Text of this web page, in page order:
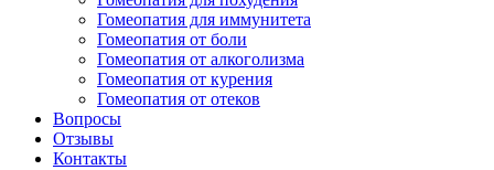
Гомеопатия для иммунитета
Гомеопатия от боли
Гомеопатия от алкоголизма
Гомеопатия от курения
Гомеопатия от отеков
Вопросы
Отзывы
Контакты